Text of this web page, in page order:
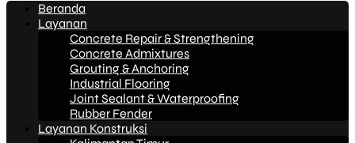
Beranda
Layanan
Concrete Repair & Strengthening
Concrete Admixtures
Grouting & Anchoring
Industrial Flooring
Joint Sealant & Waterproofing
Rubber Fender
Layanan Konstruksi